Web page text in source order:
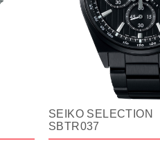
SEIKO
SBTR037